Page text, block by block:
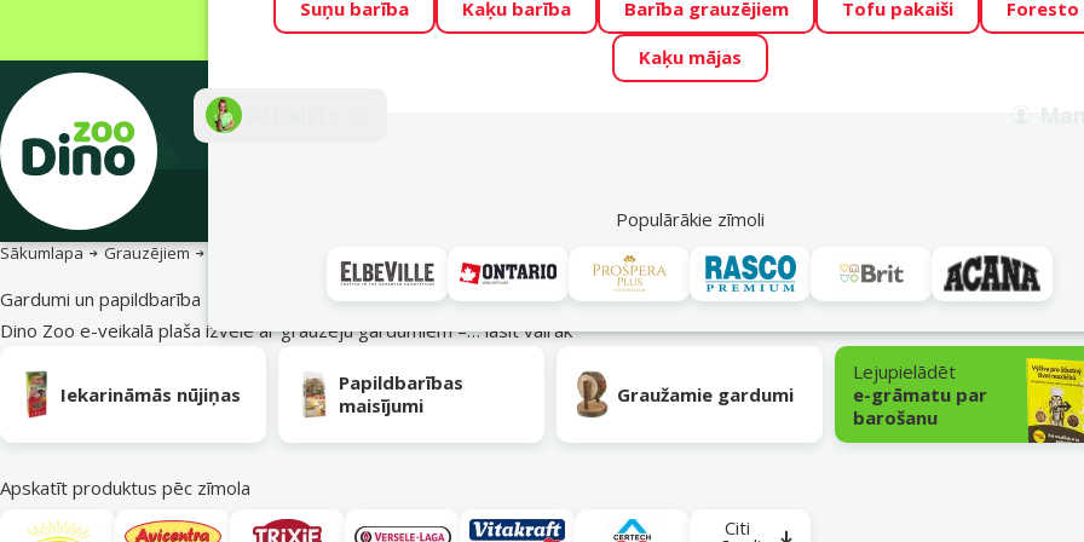
Visu mēnesi Dino Zoo piedāvā lieliskas cenas mīluļu TOP barībām! 🍖 →
Fotokonkurss “GADA ŪSAIŅI”! Varbūt tieši Tavs mīlulis būs 2027. gada
Suņu barība Kaķu barība Barība grauzējiem Tofu pakaiši
Foresto
Kaķu mājas
Populārākie zīmoli
Akciju piedāvājumi
Sākumlapa Grauzējiem Gardumi un papildbarība
Gardumi un papildbarība
Dino Zoo e-veikalā plaša izvēle ar grauzēju gardumiem –…lasīt vairāk
Iekarināmās nūjiņas
Papildbarības
maisījumi
Graužamie gardumi
Lejupielādēt
e-grāmatu par
barošanu
Apskatīt produktus pēc zīmola
Citi